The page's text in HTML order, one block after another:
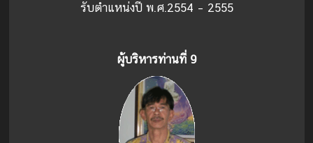
รับตำแหน่งปี พ.ศ.2554 – 2555
ผู้บริหารท่านที่ 9